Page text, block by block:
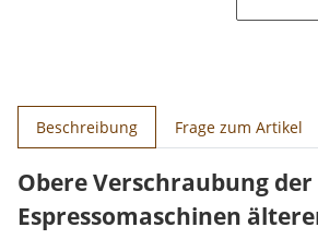
weitere Registerkarten anzeigen
Beschreibung Frage zum Artikel
Obere Verschraubung
Espressomaschinen